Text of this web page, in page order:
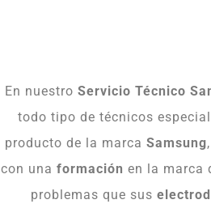
En nuestro Servicio Técnico
todo tipo de técnicos
producto de la marca Samsung
con una formación en la marca
problemas que sus